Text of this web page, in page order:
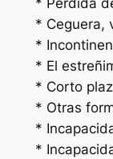
* Pérdida
* Ceguera,
*
* El
* Corto
* Otras
*
*